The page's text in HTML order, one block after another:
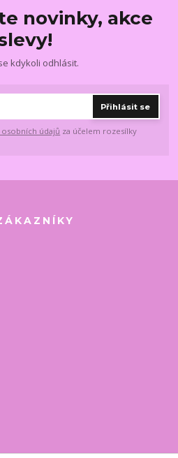
novinky, akce
kdykoli odhlásit.
Přihlásit se
údajů za účelem rozesílky